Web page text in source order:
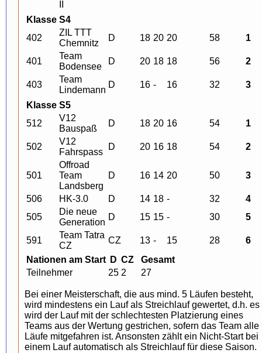
Klasse S4
402
ZIL TTT
Chemnitz
D 18 20 20 58 1
401
Team
Bodensee
D 20 18 18 56 2
403
Team
Lindemann
D 16 - 16 32 3
Klasse S5
512
V12
Bauspaß
D 18 20 16 54 1
502
V12
Fahrspass
D 20 16 18 54 2
501
Offroad
Team
Landsberg
D 16 14 20 50 3
506 HK-3.0 D 14 18 - 32
4
505
Die neue
Generation
D 15 15 - 30 5
591
Team Tatra
CZ
CZ 13 - 15 28
6
Nationen am Start D CZ
Gesamt
Teilnehmer
25 2 27
Bei einer Meisterschaft, die aus mind. 5 Läufen besteht,
wird mindestens ein Lauf als Streichlauf gewertet, d.h. es
wird der Lauf mit der schlechtesten Platzierung eines
Teams aus der Wertung gestrichen, sofern das Team alle
Läufe mitgefahren ist. Ansonsten zählt ein Nicht-Start bei
einem Lauf automatisch als Streichlauf für diese Saison.